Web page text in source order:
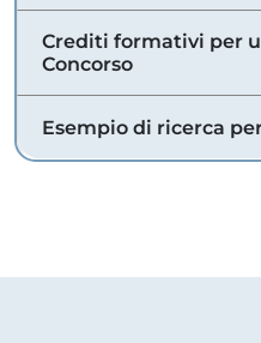
Crediti formativi per
Concorso
Esempio di ricerca